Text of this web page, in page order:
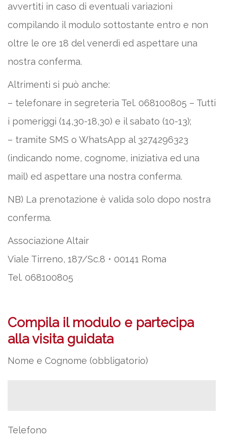
avvertiti in caso di eventuali variazioni
compilando il modulo sottostante entro e non
oltre le ore 18 del venerdì ed aspettare una
nostra conferma.
Altrimenti si può anche:
– telefonare in segreteria Tel. 068100805 – Tutti
i pomeriggi (14,30-18,30) e il sabato (10-13);
– tramite SMS o WhatsApp al 3274296323
(indicando nome, cognome, iniziativa ed una
mail) ed aspettare una nostra conferma.
NB) La prenotazione è valida solo dopo nostra
conferma.
Associazione Altair
Viale Tirreno, 187/Sc.8 • 00141 Roma
Tel. 068100805
Compila il modulo e partecipa
alla visita guidata
Nome e Cognome (obbligatorio)
Telefono